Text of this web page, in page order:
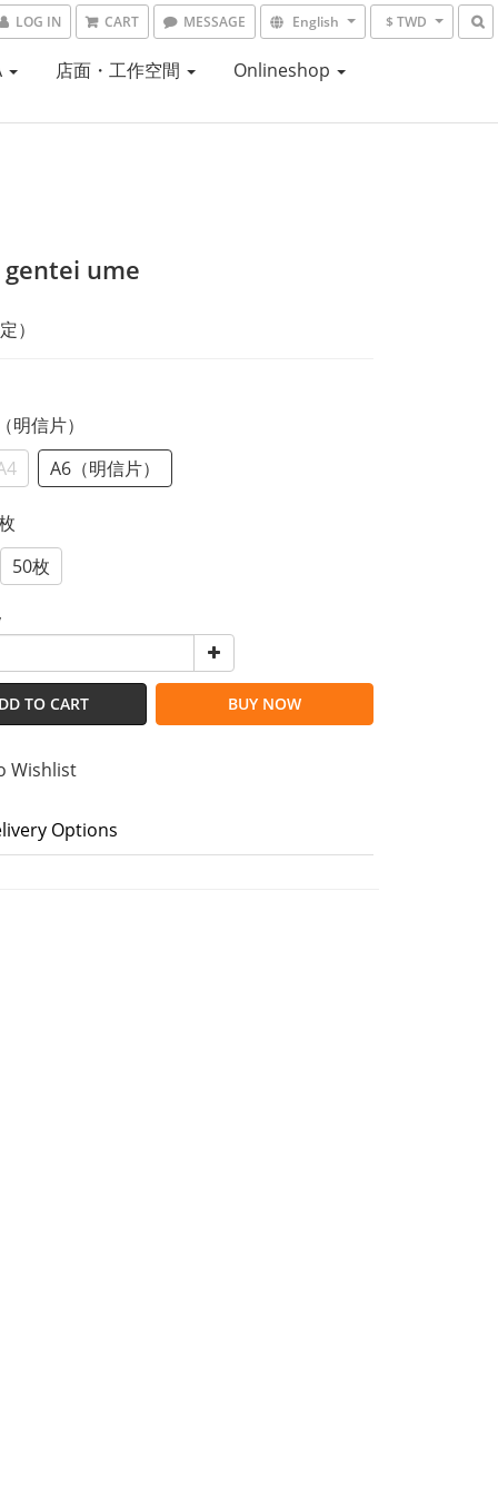
LOG IN CART MESSAGE English $ TWD
店面・工作空間 Onlineshop
ume
）
明信片）
A6（明信片）
50枚
TO CART BUY NOW
Wishlist
Options